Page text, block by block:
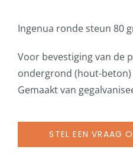
Glatz parasoldoeken
Glatz stofstalen collectie
Onze merken
steun
graden
aantal
Ingenua ronde steun 80
Voor bevestiging van de
ondergrond (hout-beton)
Gemaakt van
STEL EEN VRAAG